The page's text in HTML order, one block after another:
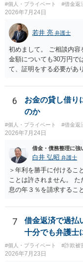
#個人・プライベート #借金返
2026年7月24日
若井 亮 弁護士
初めまして。 ご相談内容
金額についても30万円で
て、証明をする必要があ
れることになるでしょう
を起こす必要はないかと
6
お金の貸し借り
のか
#個人・プライベート #借金返
2026年7月24日
借金・債務整理に強
白井 弘昭 弁護士
＞年利を勝手に付けるこ
ことは許されません。
息の年３％を請求するこ
りたお金は返さなければ
です。 以上、ご参考まで
7
借金返済で過払
十分でも弁護士
#個人・プライベート #詐欺被
2026年7月23日